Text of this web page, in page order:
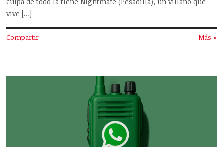
vive […]
Compartir Más »